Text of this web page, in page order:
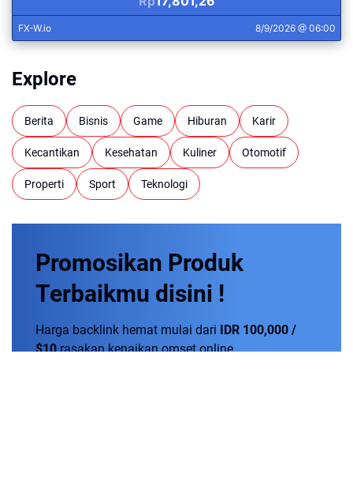
Explore
Berita Bisnis Game Hiburan Karir
Kecantikan Kesehatan Kuliner Otomotif
Properti Sport Teknologi
Promosikan Produk
Terbaikmu disini !
Harga backlink hemat mulai dari
IDR 100,000 /
$10rasakan kenaikan omset online.